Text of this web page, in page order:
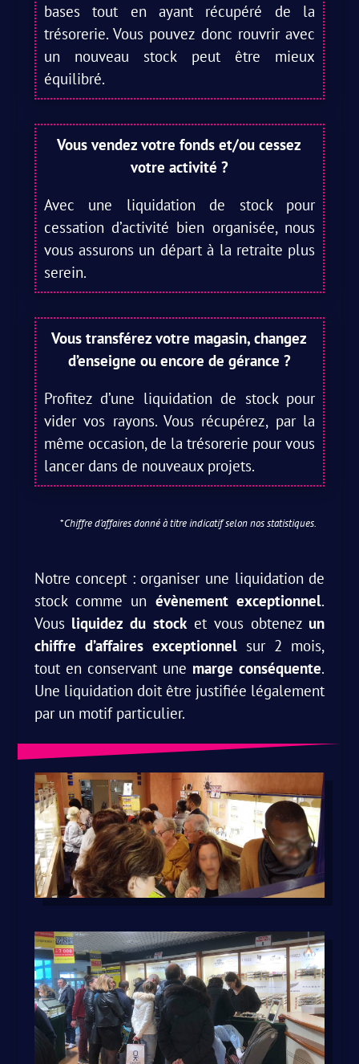
bases tout en ayant récupéré de la
trésorerie. Vous pouvez donc rouvrir avec
un nouveau stock peut être mieux
équilibré.
Vous vendez votre fonds et/ou cessez
votre activité ?
Avec une liquidation de stock pour
cessation d’activité bien organisée, nous
vous assurons un départ à la retraite plus
serein.
Vous transférez votre magasin, changez
d’enseigne ou encore de gérance ?
Profitez d’une liquidation de stock pour
vider vos rayons. Vous récupérez, par la
même occasion, de la trésorerie pour vous
lancer dans de nouveaux projets.
*Chiffre d’affaires donné à titre indicatif selon nos statistiques.
Notre concept : organiser une liquidation de
stock comme un évènement exceptionnel.
Vous liquidez du stocket vous obtenez un
chiffre d’affaires exceptionnelsur 2 mois,
tout en conservant une marge conséquente.
Une liquidation doit être justifiée légalement
par un motif particulier.